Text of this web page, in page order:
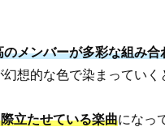
のメンバーが多彩な組み
想的な色で染まっていく
立たせている楽曲になっ